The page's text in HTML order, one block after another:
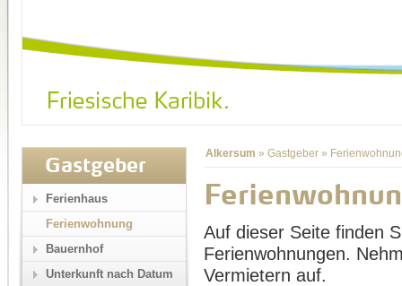
Alkersum » Gastgeber »
Auf dieser Seite finden
Ferienwohnungen.
Vermietern auf.
Gastgeber
Ferienhaus
Ferienwohnung
Bauernhof
Unterkunft nach Datum